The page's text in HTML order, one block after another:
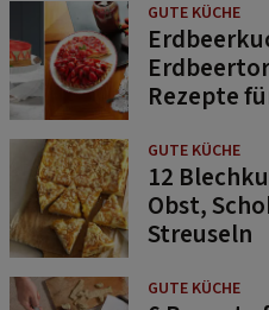
GUTE KÜCHE
Rezepte
GUTE KÜCHE
12
Obst,
Streuseln
GUTE KÜCHE